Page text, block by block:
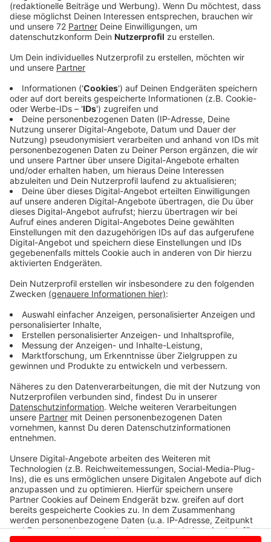
haben keine Bedenken.
Veröffentlicht:Mittwoch, 01.06.2022 19:49
Anzeige
Der Ausschuss sieht in einer neuen Schule in Roxel
keine Konkurrenz und keine Gefahr für die Profilschule
Ascheberg. Denn: Die vorausgesagten Schülerzahlen
der nächsten Jahre machen es wahrscheinlich, dass
die Profilschule Ascheberg - trotz einer weiteren
Schule im benachbarten Münster - durchschnittlich
weiter drei Klassen pro Jahrgang braucht. Schon jetzt
zeigt die Erfahrung: nur wenige Schüler aus der
Gemeinde Ascheberg nutzen das Schulangebot der
weiterführenden Schulen in Münster. Und:
wahrscheinlich besuchen auch Schüler aus
Ottmarsbocholt und Amelsbüren lieber die
Profilschule als eine neue Schule in Roxel. Denn: Der
Schulweg ist einfach kürzer als bis nach Münster. Die
Gemeinde Havixbeck und die Stadt Billerbeck
dagegen sorgen sich. Fallen Schüler aus Münster
künftig weg, weil sie lieber auf die neue Schule in
Roxel gehen, könnten an der Anne-Frank-
Gesamtschule an den beiden Orten Schüler fehlen und
die Schule nicht länger bestehen.
Anzeige
Anzeige